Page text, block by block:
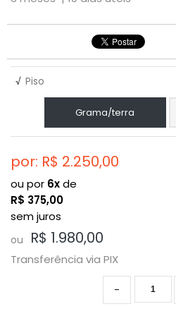
√ Piso
Grama/terra
por: R$ 2.250,00
ou por 6xde
R$ 375,00
sem juros
ou R$ 1.980,00
Transferência via PIX
-